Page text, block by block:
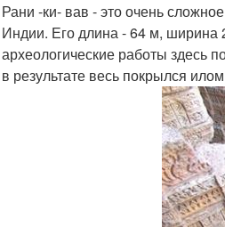
Рани -ки- вав - это очень
Индии. Его длина - 64 м, ширина
археологические работы здесь
в результате весь покрылся